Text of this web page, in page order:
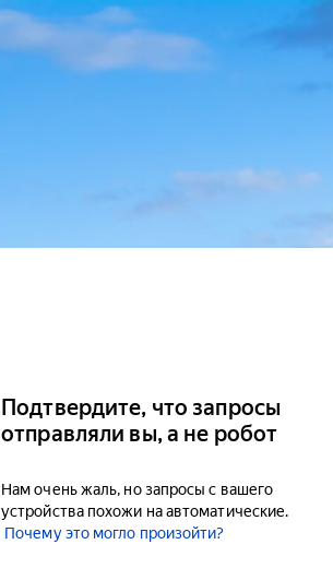
Подтвердите, что запросы
отправляли вы, а не робот
Нам очень жаль, но запросы с вашего
устройства похожи на автоматические.
Почему это могло произойти?